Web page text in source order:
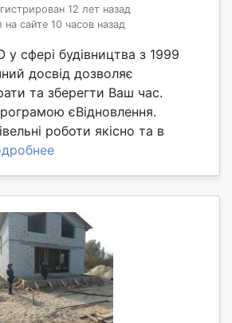
12 лет назад
на сайте 10 часов назад
сфері будівництва з 1999
досвід дозволяє
та зберегти Ваш час.
єВідновлення.
роботи якісно та в